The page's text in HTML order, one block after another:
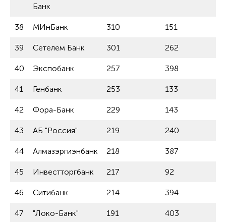
Банк
38 МИнБанк 310 151
39 Сетелем Банк 301 262
40 Экспобанк 257 398
41 Генбанк 253 133
42 Фора-Банк 229 143
43 АБ "Россия" 219 240
44 Алмазэргиэнбанк 218 387
45 Инвестторгбанк 217 92
46 Ситибанк 214 394
47 "Локо-Банк" 191 403